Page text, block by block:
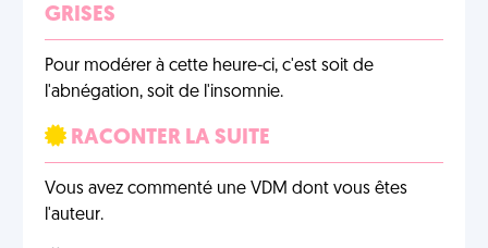
GRISES
Pour modérer à cette heure-ci, c'est soit de
l'abnégation, soit de l'insomnie.
RACONTER LA SUITE
Vous avez commenté une VDM dont vous êtes
l'auteur.